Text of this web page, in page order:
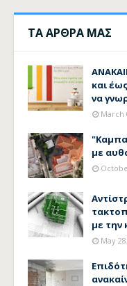
ΤΑ ΑΡΘΡΑ ΜΑΣ
και
να
March
με
με την
May